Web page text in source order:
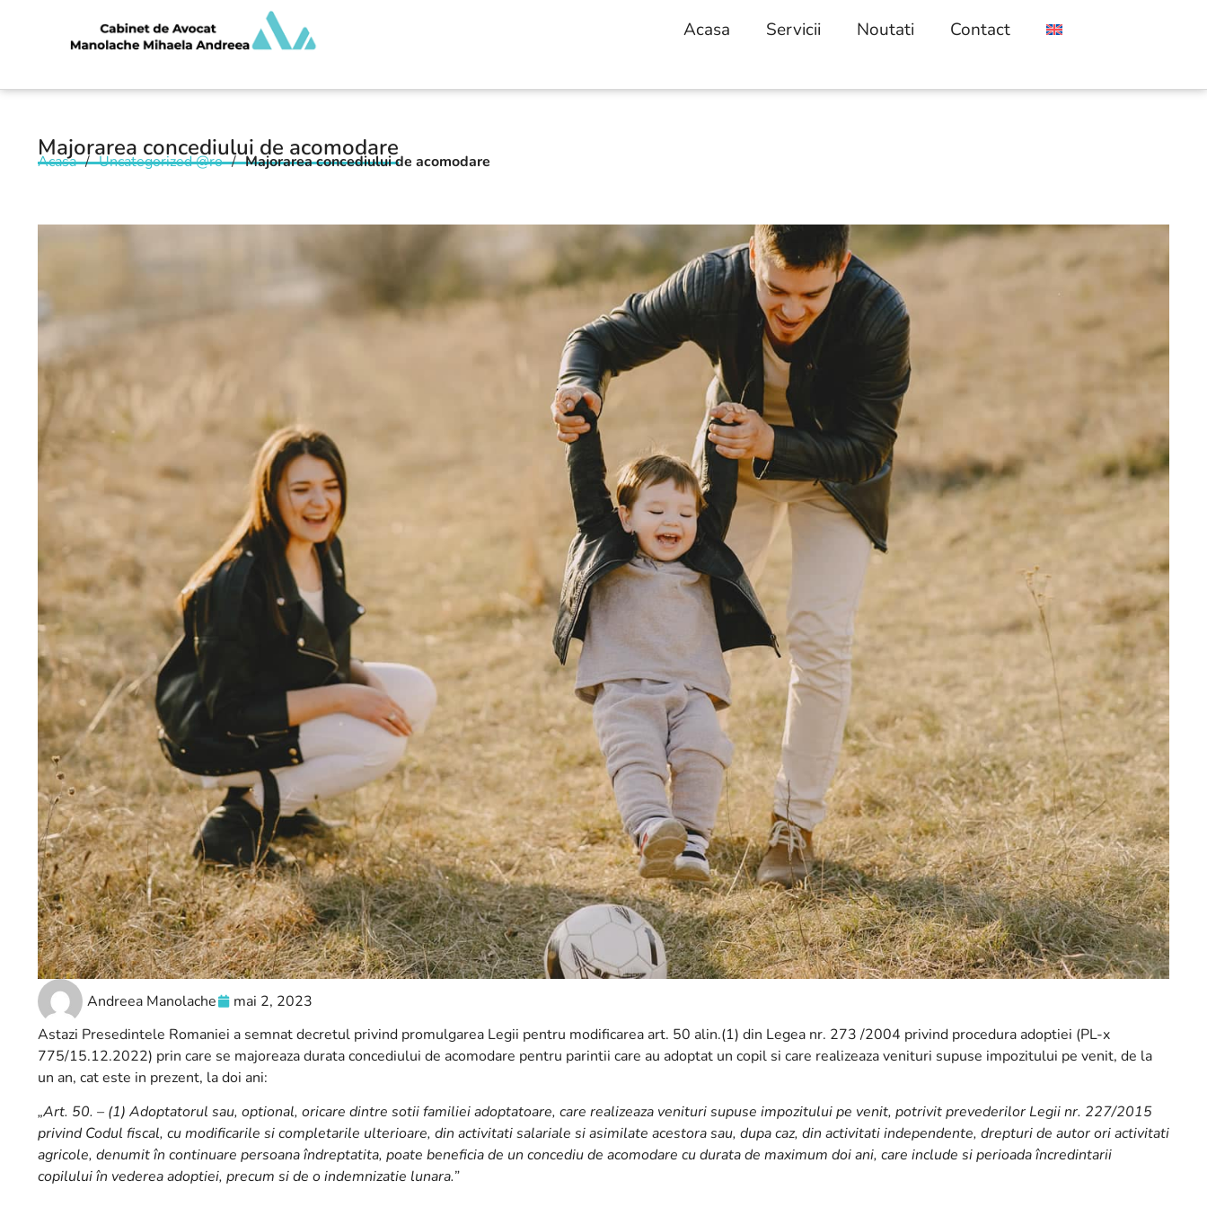
Acasa Servicii Noutati Contact
Majorarea concediului de acomodare
Acasa / Uncategorized @ro / Majorarea concediului de acomodare
Andreea Manolache
mai 2, 2023
Astazi Presedintele Romaniei a semnat decretul privind promulgarea Legii pentru modificarea art. 50 alin.(1) din Legea nr. 273 /2004 privind procedura adoptiei (PL-x
775/15.12.2022) prin care se majoreaza durata concediului de acomodare pentru parintii care au adoptat un copil si care realizeaza venituri supuse impozitului pe venit, de la
un an, cat este in prezent, la doi ani:
„Art. 50. – (1) Adoptatorul sau, optional, oricare dintre sotii familiei adoptatoare, care realizeaza venituri supuse impozitului pe venit, potrivit prevederilor Legii nr. 227/2015
privind Codul fiscal, cu modificarile si completarile ulterioare, din activitati salariale si asimilate acestora sau, dupa caz, din activitati independente, drepturi de autor ori activitati
agricole, denumit în continuare persoana îndreptatita, poate beneficia de un concediu de acomodare cu durata de maximum doi ani, care include si perioada încredintarii
copilului în vederea adoptiei, precum si de o indemnizatie lunara.”